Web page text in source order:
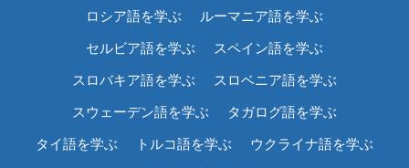
ロシア語を学ぶ ルーマニア語を学ぶ
セルビア語を学ぶ スペイン語を学ぶ
スロバキア語を学ぶ スロベニア語を学ぶ
スウェーデン語を学ぶ タガログ語を学ぶ
タイ語を学ぶ トルコ語を学ぶ ウクライナ語を学ぶ